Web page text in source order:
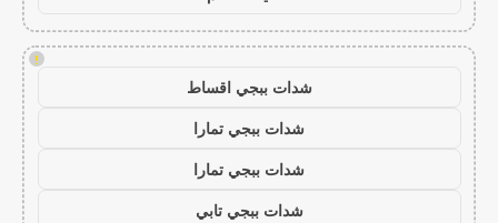
!
شدات ببجي اقساط
شدات ببجي تمارا
شدات ببجي تمارا
شدات ببجي تابي